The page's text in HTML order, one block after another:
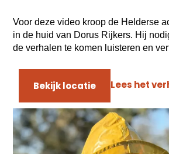
Voor deze video kroop de Helderse
in de huid van Dorus Rijkers. Hij
de verhalen te komen luisteren en
Bekijk locatie Lees het